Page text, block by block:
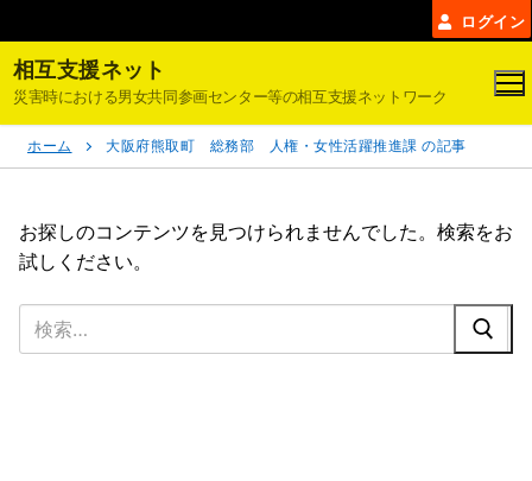
ン
テ
ン
ツ
へ
ログイン
相互支援ネット
災害時における男女共同参画センター等の相互支援ネットワーク
ホーム 大阪府熊取町 総務部 人権・女性活躍推進課 の記事
お探しのコンテンツを見つけられませんでした。検索をお
試しください。
索: